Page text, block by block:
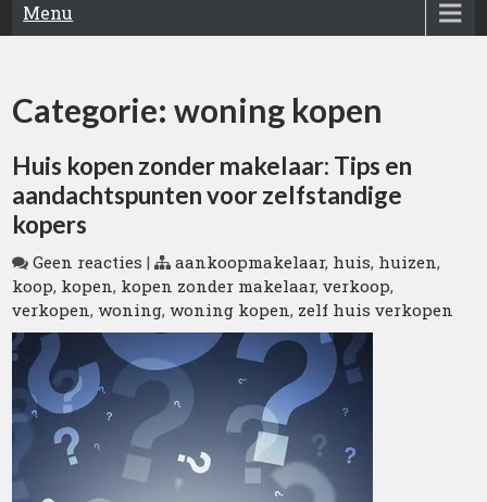
Menu
Categorie:woning kopen
Huis kopen zonder makelaar: Tips en
aandachtspunten voor zelfstandige
kopers
Geen reacties | aankoopmakelaar, huis, huizen,
koop, kopen, kopen zonder makelaar,verkoop,
verkopen,woning,woning kopen, zelf huis verkopen